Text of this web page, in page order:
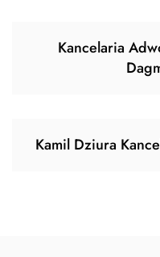
Kancelaria
Kamil Dziura